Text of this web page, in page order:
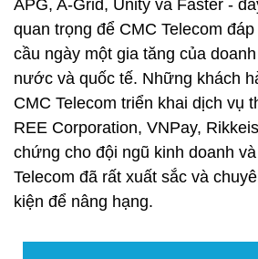
APG, A-Grid, Unity và Faster -
quan trọng để CMC Telecom
cầu ngày một gia tăng của
nước và quốc tế. Những khách
CMC Telecom triển khai dịch vụ
REE Corporation, VNPay,
chứng cho đội ngũ kinh doanh
Telecom đã rất xuất sắc và
kiện để nâng hạng.